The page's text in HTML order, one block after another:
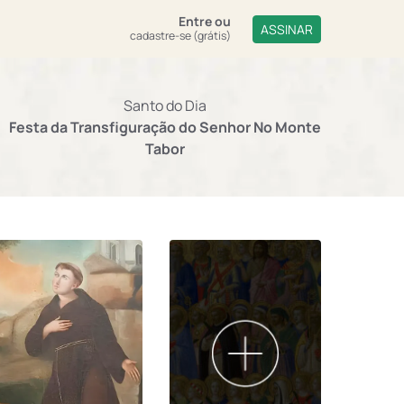
Entreou
cadastre-se (grátis) ASSINAR
Santo do Dia
Festa da Transfiguração do Senhor No Monte
Tabor